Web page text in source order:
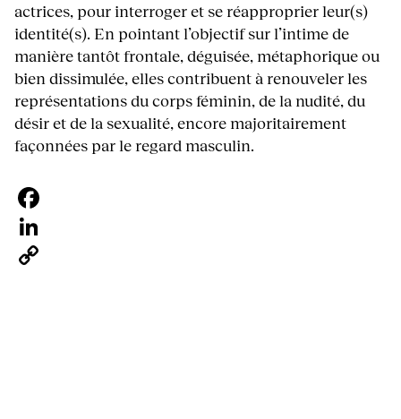
actrices, pour interroger et se réapproprier leur(s)
identité(s). En pointant l’objectif sur l’intime de
manière tantôt frontale, déguisée, métaphorique ou
bien dissimulée, elles contribuent à renouveler les
représentations du corps féminin, de la nudité, du
désir et de la sexualité, encore majoritairement
façonnées par le regard masculin.
Facebook
LinkedIn